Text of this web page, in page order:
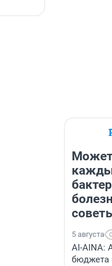
Может
5 августа
AI-AINA:
бюджета